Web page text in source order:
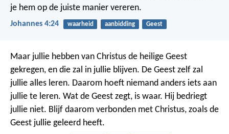
je hem op de juiste manier vereren.
Johannes 4:24 waarheid aanbidding Geest
Maar jullie hebben van Christus de heilige Geest
gekregen, en die zal in jullie blijven. De Geest zelf zal
jullie alles leren. Daarom hoeft niemand anders iets aan
jullie te leren. Wat de Geest zegt, is waar. Hij bedriegt
jullie niet. Blijf daarom verbonden met Christus, zoals de
Geest jullie geleerd heeft.